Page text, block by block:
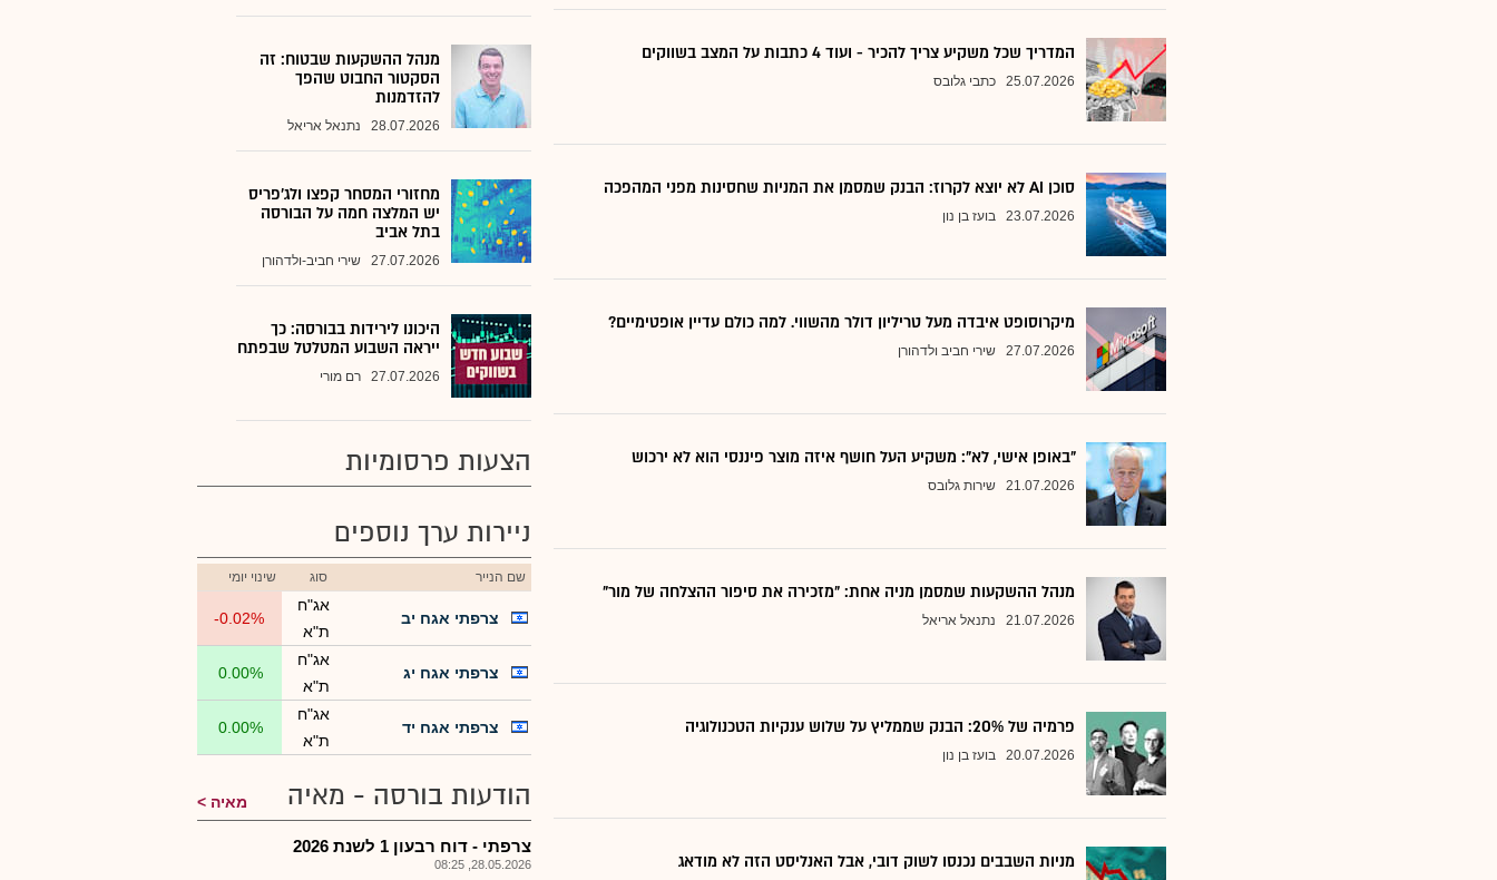
המדריך שכל משקיע צריך להכיר - ועוד 4 כתבות על המצב בשווקים
25.07.2026 כתבי גלובס
סוכן AI לא יוצא לקרוז: הבנק שמסמן את המניות שחסינות מפני המהפכה
23.07.2026 בועז בן נון
מיקרוסופט איבדה מעל טריליון דולר מהשווי. למה כולם עדיין אופטימיים?
27.07.2026 שירי חביב ולדהורן
"באופן אישי, לא": משקיע העל חושף איזה מוצר פיננסי הוא לא ירכוש
21.07.2026 שירות גלובס
מנהל ההשקעות שמסמן מניה אחת: "מזכירה את סיפור ההצלחה של מור"
21.07.2026 נתנאל אריאל
פרמיה של 20%: הבנק שממליץ על שלוש ענקיות הטכנולוגיה
20.07.2026 בועז בן נון
מניות השבבים נכנסו לשוק דובי, אבל האנליסט הזה לא מודאג
מנהל ההשקעות שבטוח: זה
הסקטור החבוט שהפך
להזדמנות
28.07.2026 נתנאל אריאל
מחזורי המסחר קפצו ולג'פריס
יש המלצה חמה על הבורסה
בתל אביב
27.07.2026 שירי חביב-ולדהורן
היכונו לירידות בבורסה: כך
ייראה השבוע המטלטל שבפתח
27.07.2026 רם מורי
הצעות פרסומיות
ניירות ערך נוספים
שם הנייר סוג שינוי יומי
צרפתי אגח יב
אג"ח
ת"א
-0.02%
צרפתי אגח יג
אג"ח
ת"א
0.00%
צרפתי אגח יד
אג"ח
ת"א
0.00%
הודעות בורסה - מאיה מאיה
צרפתי - דוח רבעון 1 לשנת 2026
28.05.2026, 08:25